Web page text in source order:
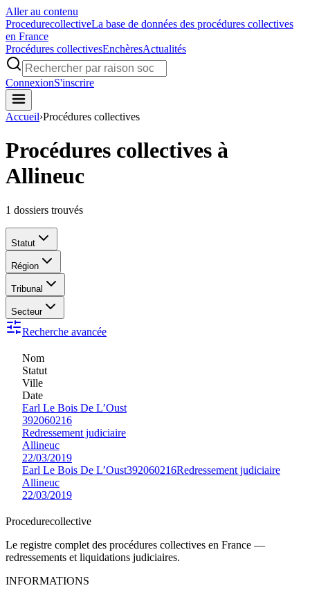
Aller au contenu
ProcedurecollectiveLa base de données des procédures collectives
en France
Procédures collectivesEnchèresActualités
ConnexionS'inscrire
Accueil›Procédures collectives
Procédures collectives à
Allineuc
1 dossiers trouvés
Statut
Région
Tribunal
Secteur
Recherche avancée
Nom
Statut
Ville
Date
Earl Le Bois De L’Oust
392060216
Redressement judiciaire
Allineuc
22/03/2019
Earl Le Bois De L’Oust392060216Redressement judiciaire
Allineuc
22/03/2019
Procedurecollective
Le registre complet des procédures collectives en France —
redressements et liquidations judiciaires.
INFORMATIONS